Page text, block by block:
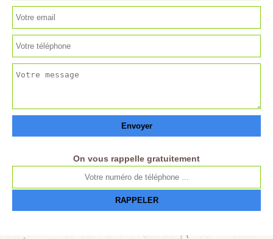
On vous rappelle gratuitement